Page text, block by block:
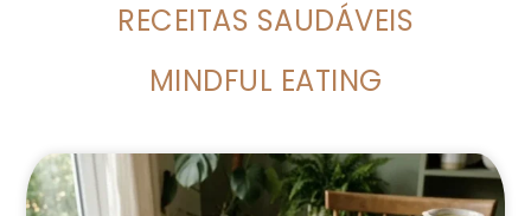
RECEITAS SAUDÁVEIS
MINDFUL EATING